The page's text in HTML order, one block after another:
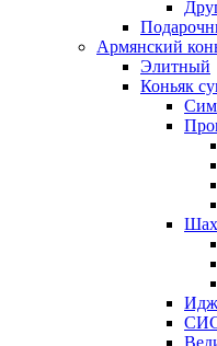
Армянский
Элитный
Коньяк